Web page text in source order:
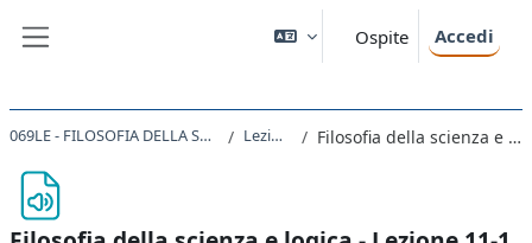
Ospite Accedi
069LE - FILOSOFIA DELLA SCIENZA E LOGICA 2019 Lezioni 11-15 Filosofia della scienza e logica - Lezione 11-1